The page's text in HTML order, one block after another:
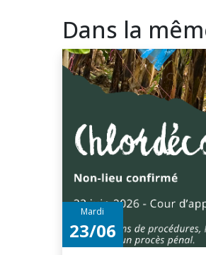
Dans la
Mardi
23/06